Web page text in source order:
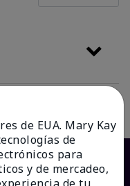
de EUA. Mary Kay
de
para
y de mercadeo,